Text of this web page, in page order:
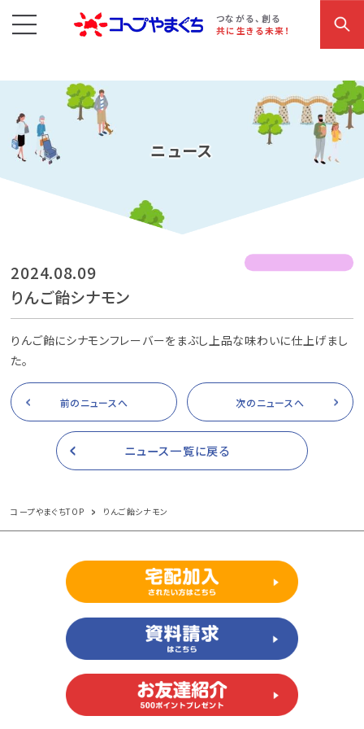
つながる、創る
共に生きる未来！
コープやまぐち お買い物・サービス こだわり商品 参加・イベント情報
ニュース
2024.08.09
りんご飴シナモン
りんご飴にシナモンフレーバーをまぶし上品な味わいに仕上げまし
た。
前のニュースへ 次のニュースへ
ニュース一覧に戻る
コープやまぐちTOP りんご飴シナモン